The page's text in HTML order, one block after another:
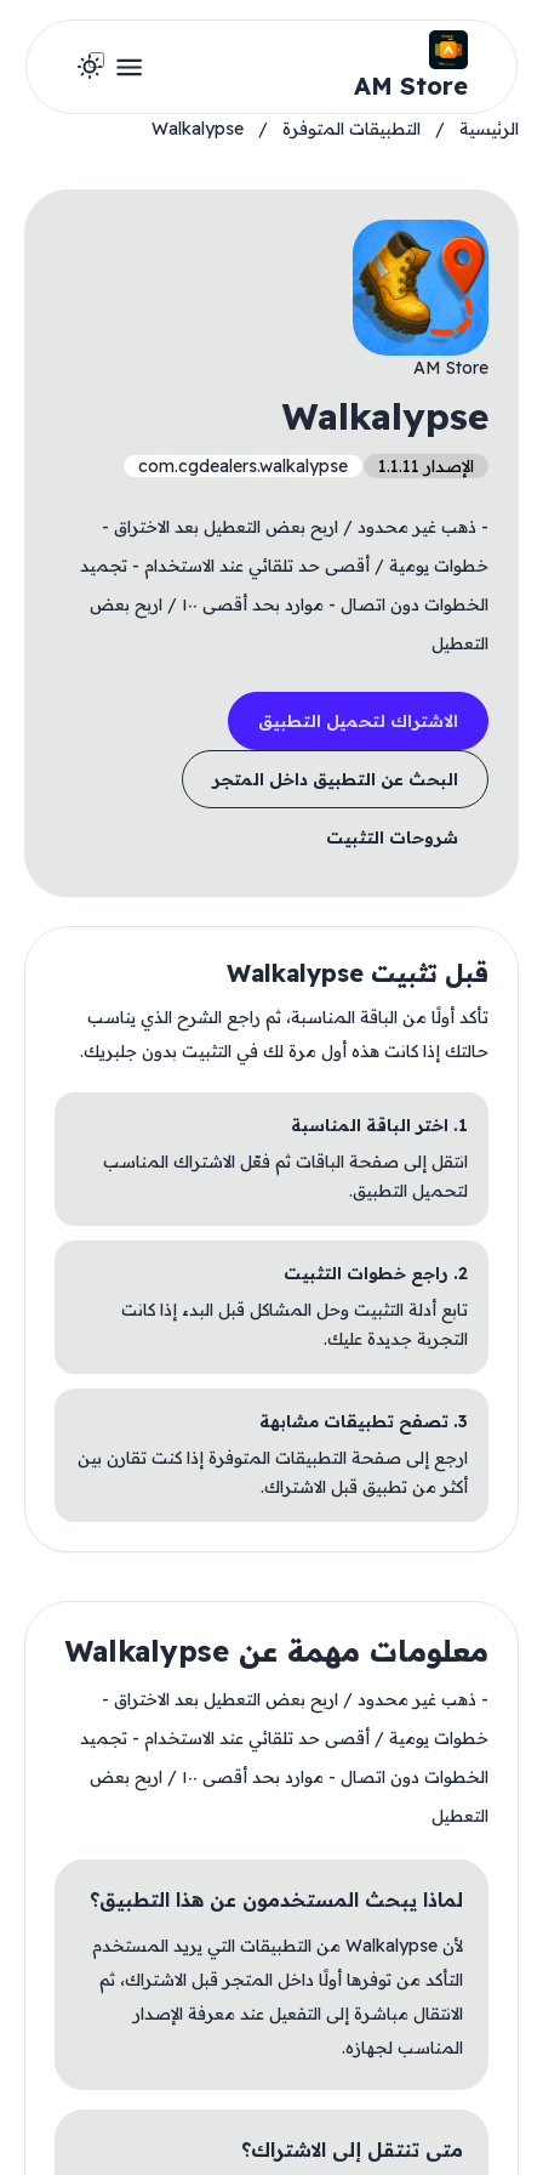
AM Store
الرئيسية / التطبيقات المتوفرة /
Walkalypse
AM Store
Walkalypse
الإصدار 1.1.11 com.cgdealers.walkalypse
- ذهب غير محدود / اربح بعض التعطيل بعد الاختراق -
خطوات يومية / أقصى حد تلقائي عند الاستخدام - تجميد
الخطوات دون اتصال - موارد بحد أقصى ١٠٠ / اربح بعض
التعطيل
الاشتراك لتحميل التطبيق
البحث عن التطبيق داخل المتجر
شروحات التثبيت
قبل تثبيت Walkalypse
تأكد أولًا من الباقة المناسبة، ثم راجع الشرح الذي يناسب
حالتك إذا كانت هذه أول مرة لك في التثبيت بدون جلبريك.
1. اختر الباقة المناسبة
انتقل إلى صفحة الباقات ثم فعّل الاشتراك المناسب
لتحميل التطبيق.
2. راجع خطوات التثبيت
تابع أدلة التثبيت وحل المشاكل قبل البدء إذا كانت
التجربة جديدة عليك.
3. تصفح تطبيقات مشابهة
ارجع إلى صفحة التطبيقات المتوفرة إذا كنت تقارن بين
أكثر من تطبيق قبل الاشتراك.
معلومات مهمة عن Walkalypse
- ذهب غير محدود / اربح بعض التعطيل بعد الاختراق -
خطوات يومية / أقصى حد تلقائي عند الاستخدام - تجميد
الخطوات دون اتصال - موارد بحد أقصى ١٠٠ / اربح بعض
التعطيل
لماذا يبحث المستخدمون عن هذا التطبيق؟
لأن Walkalypse من التطبيقات التي يريد المستخدم
التأكد من توفرها أولًا داخل المتجر قبل الاشتراك، ثم
الانتقال مباشرة إلى التفعيل عند معرفة الإصدار
المناسب لجهازه.
متى تنتقل إلى الاشتراك؟